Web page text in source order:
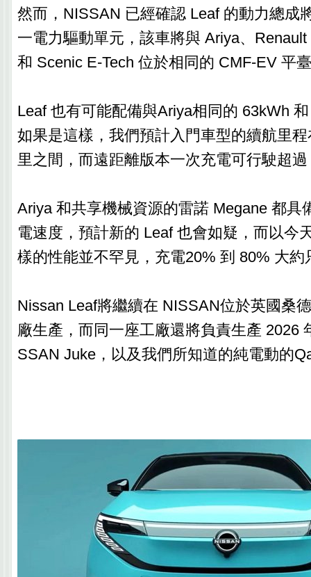
然而，NISSAN 已經確認 Leaf 的動力總成
一電力驅動單元，該車將與 Ariya、Renault
和 Scenic E-Tech 位於相同的 CMF-EV 平
Leaf 也有可能配備與Ariya相同的 63kWh
如果是這樣，我們預計入門車型的續航里
里之間，而遠距離版本一次充電可行駛超
Ariya 和共享機械資源的雷諾 Megane 都具
電速度，預計新的 Leaf 也會如疑，而以今
樣的性能並不罕見，充電20% 到 80% 大約
Nissan Leaf將繼續在 NISSAN位於英國桑
廠生產，而同一座工廠還將負責生產 2026
SSAN Juke，以及我們所知道的純電動的